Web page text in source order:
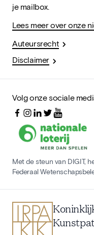
je mailbox.
Lees meer over onze
Auteursrecht
Disclaimer
Volg onze sociale
Met de steun van DIGIT,
Federaal